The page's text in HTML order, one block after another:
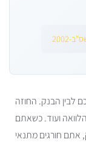
2002
לבין הבנק. החוזה
ועוד. כשאתם
אתם חורגים מתנאי